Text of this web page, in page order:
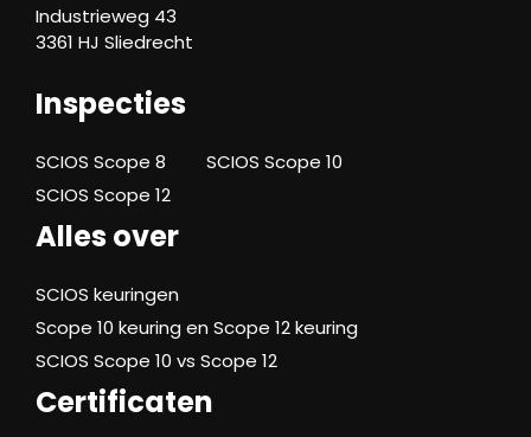
Industrieweg 43
3361 HJ Sliedrecht
Inspecties
SCIOS Scope 8
SCIOS Scope 10
SCIOS Scope 12
Alles over
SCIOS keuringen
Scope 10 keuring en Scope 12 keuring
SCIOS Scope 10 vs Scope 12
Certificaten